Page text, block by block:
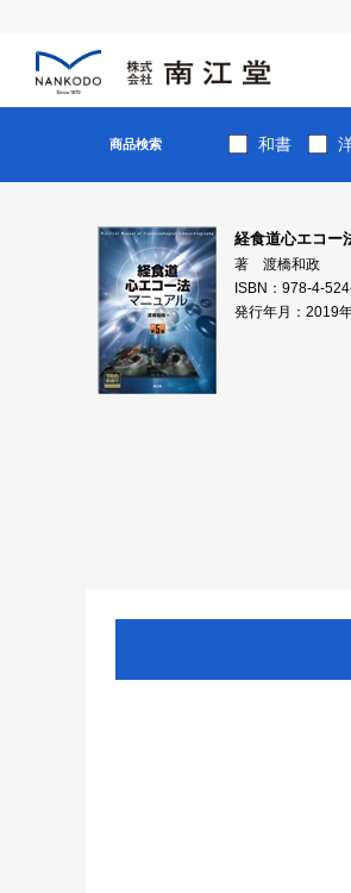
商品検索 和書
経食道心エコー
著 渡橋和政
ISBN：978-4-
発行年月：2019